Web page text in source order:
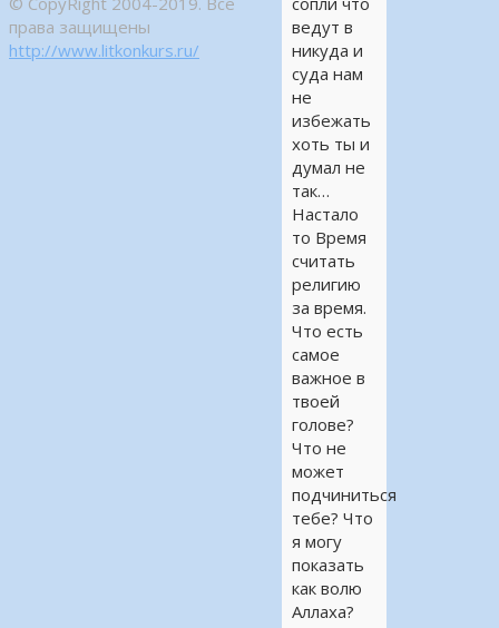
ведут в
никуда и
суда нам
не
избежать
хоть ты и
думал не
так…
Настало
то Время
считать
религию
за время.
Что есть
самое
важное в
твоей
голове?
Что не
может
подчиниться
тебе? Что
я могу
показать
как волю
Аллаха?
права защищены
http://www.litkonkurs.ru/